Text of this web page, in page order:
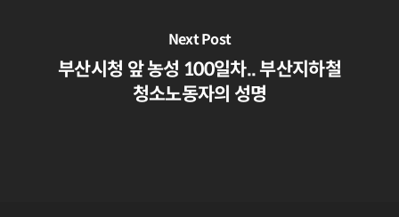
Next Post
부산시청 앞 농성 100일차.. 부산지하철
청소노동자의 성명